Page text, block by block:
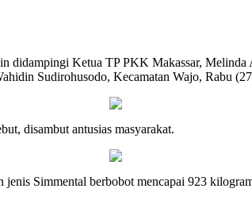
Ketua TP PKK Makassar, Melinda
Sudirohusodo, Kecamatan Wajo, Rabu
disambut antusias masyarakat.
Simmental berbobot mencapai 923